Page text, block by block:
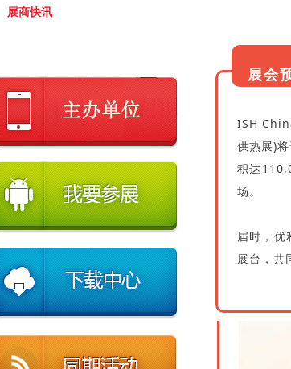
展商快讯
展会
ISH
供热展)
积达
场。
届时， 优
展台，共